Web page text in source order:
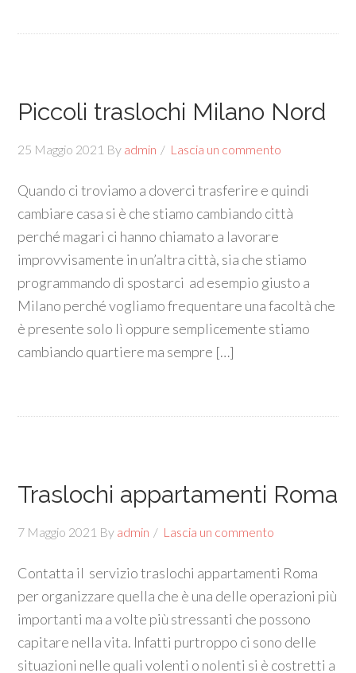
Piccoli traslochi Milano Nord
25 Maggio 2021 By admin Lascia un commento
Quando ci troviamo a doverci trasferire e quindi
cambiare casa si è che stiamo cambiando città
perché magari ci hanno chiamato a lavorare
improvvisamente in un’altra città, sia che stiamo
programmando di spostarci ad esempio giusto a
Milano perché vogliamo frequentare una facoltà che
è presente solo lì oppure semplicemente stiamo
cambiando quartiere ma sempre […]
Traslochi appartamenti Roma
7 Maggio 2021 By admin Lascia un commento
Contatta il servizio traslochi appartamenti Roma
per organizzare quella che è una delle operazioni più
importanti ma a volte più stressanti che possono
capitare nella vita. Infatti purtroppo ci sono delle
situazioni nelle quali volenti o nolenti si è costretti a